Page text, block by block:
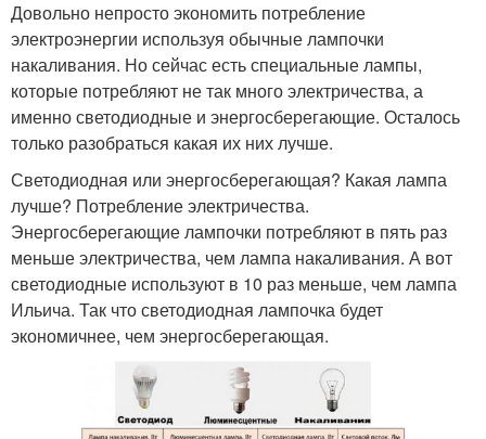
Довольно непросто экономить потребление
электроэнергии используя обычные лампочки
накаливания. Но сейчас есть специальные лампы,
которые потребляют не так много электричества, а
именно светодиодные и энергосберегающие. Осталось
только разобраться какая их них лучше.
Светодиодная или энергосберегающая? Какая лампа
лучше? Потребление электричества.
Энергосберегающие лампочки потребляют в пять раз
меньше электричества, чем лампа накаливания. А вот
светодиодные используют в 10 раз меньше, чем лампа
Ильича. Так что светодиодная лампочка будет
экономичнее, чем энергосберегающая.